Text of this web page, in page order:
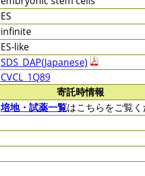
ES
infinite
ES-like
SDS_DAP(Japanese)
CVCL_1Q89
寄託時情報
培地・試薬一覧はこちらをご覧く